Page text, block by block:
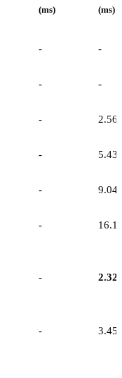
(ms)
(ms)
- -
- -
- 2.56
- 5.43
- 9.04
- 16.1
- 2.32
- 3.45